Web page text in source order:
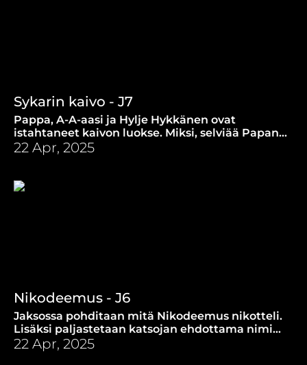
Sykarin kaivo - J7
Pappa, A-A-aasi ja Hylje Hykkänen ovat
istahtaneet kaivon luokse. Miksi, selviää Papan
kertomuksesta sekä uudesta laulusta.
22 Apr, 2025
Nikodeemus - J6
Jaksossa pohditaan mitä Nikodeemus nikotteli.
Lisäksi paljastetaan katsojan ehdottama nimi
hylkeelle, jolla ei ole ollut nimeä!
22 Apr, 2025